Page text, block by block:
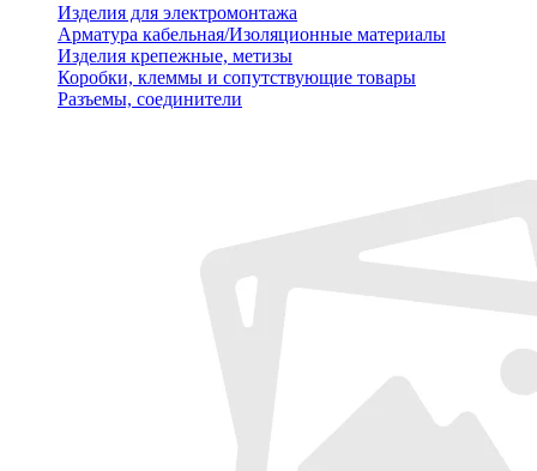
Изделия для электромонтажа
Арматура кабельная/Изоляционные материалы
Изделия крепежные, метизы
Коробки, клеммы и сопутствующие товары
Разъемы, соединители